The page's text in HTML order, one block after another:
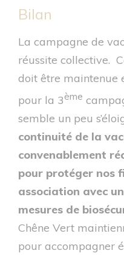
Bilan
La campagne de
réussite collective.
doit être maintenue
pour la 3ème
semble un peu
continuité de la
convenablement
pour protéger nos
association avec
mesures de
Chêne Vert
pour accompagner